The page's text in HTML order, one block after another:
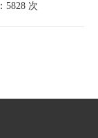
5828 次